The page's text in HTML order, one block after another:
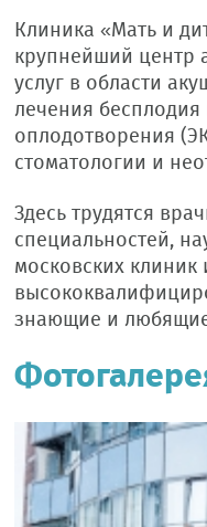
Клиника «Мать и
крупнейший центр
услуг в области
лечения бесплодия
оплодотворения
стоматологии и
Здесь трудятся
специальностей,
московских клиник
знающие и